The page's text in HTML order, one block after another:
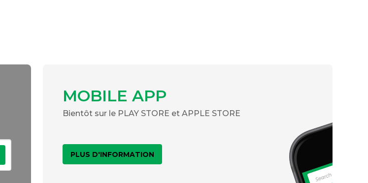
MOBILE APP
Bientôt sur le PLAY STORE et APPLE STORE
PLUS D'INFORMATION